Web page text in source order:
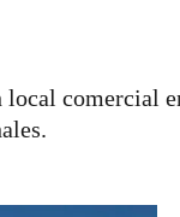
comercial